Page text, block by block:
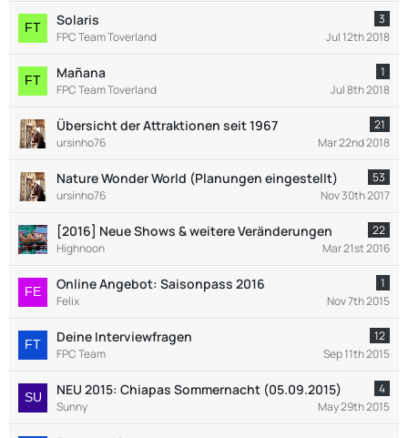
Solaris
3
FPC Team Toverland
Jul 12th 2018
Mañana
1
FPC Team Toverland
Jul 8th 2018
Übersicht der Attraktionen seit 1967
21
ursinho76
Mar 22nd 2018
Nature Wonder World (Planungen eingestellt)
53
ursinho76
Nov 30th 2017
[2016] Neue Shows & weitere Veränderungen
22
Highnoon
Mar 21st 2016
Online Angebot: Saisonpass 2016
1
Felix
Nov 7th 2015
Deine Interviewfragen
12
FPC Team
Sep 11th 2015
NEU 2015: Chiapas Sommernacht (05.09.2015)
4
Sunny
May 29th 2015